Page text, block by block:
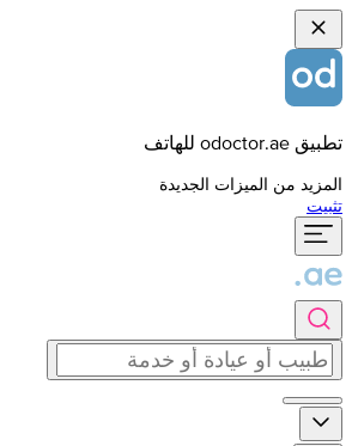
تطبيق odoctor.ae للهاتف
المزيد من الميزات الجديدة
تثبيت